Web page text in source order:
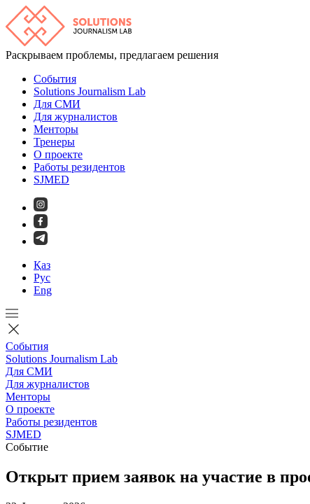
Раскрываем проблемы, предлагаем решения
События
Solutions Journalism Lab
Для СМИ
Для журналистов
Менторы
Тренеры
О проекте
Работы резидентов
SJMED
Қаз
Рус
Eng
События
Solutions Journalism Lab
Для СМИ
Для журналистов
Менторы
О проекте
Работы резидентов
SJMED
Событие
Открыт прием заявок на участие в